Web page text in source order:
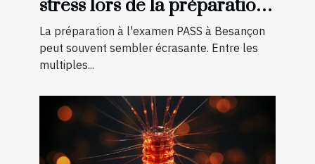
stress lors de la préparation
à l'examen PASS à Besançon
La préparation à l'examen PASS à Besançon
peut souvent sembler écrasante. Entre les
multiples...